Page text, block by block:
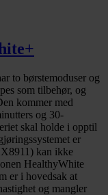
to børstemoduser og
som tilbehør, og
kommer med
og 30-
skal holde i opptil
er
kan ikke
HealthyWhite
er i hovedsak at
og mangler